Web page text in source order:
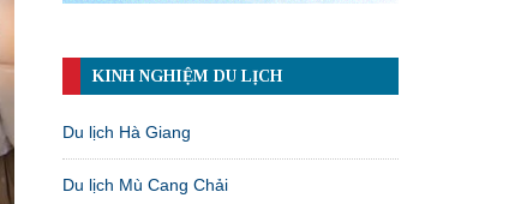
KINH NGHIỆM DU LỊCH
Du lịch Hà Giang
Du lịch Mù Cang Chải